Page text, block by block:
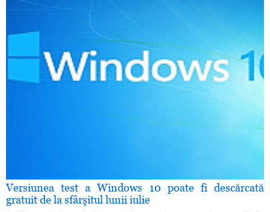
Versiunea test a Windows 10 poate fi descărcată
gratuit de la sfârşitul lunii iulie